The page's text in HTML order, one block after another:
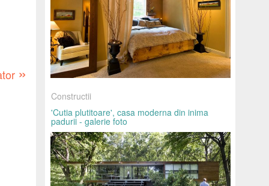
»
Constructii
'Cutia plutitoare', casa moderna din inima
padurii - galerie foto